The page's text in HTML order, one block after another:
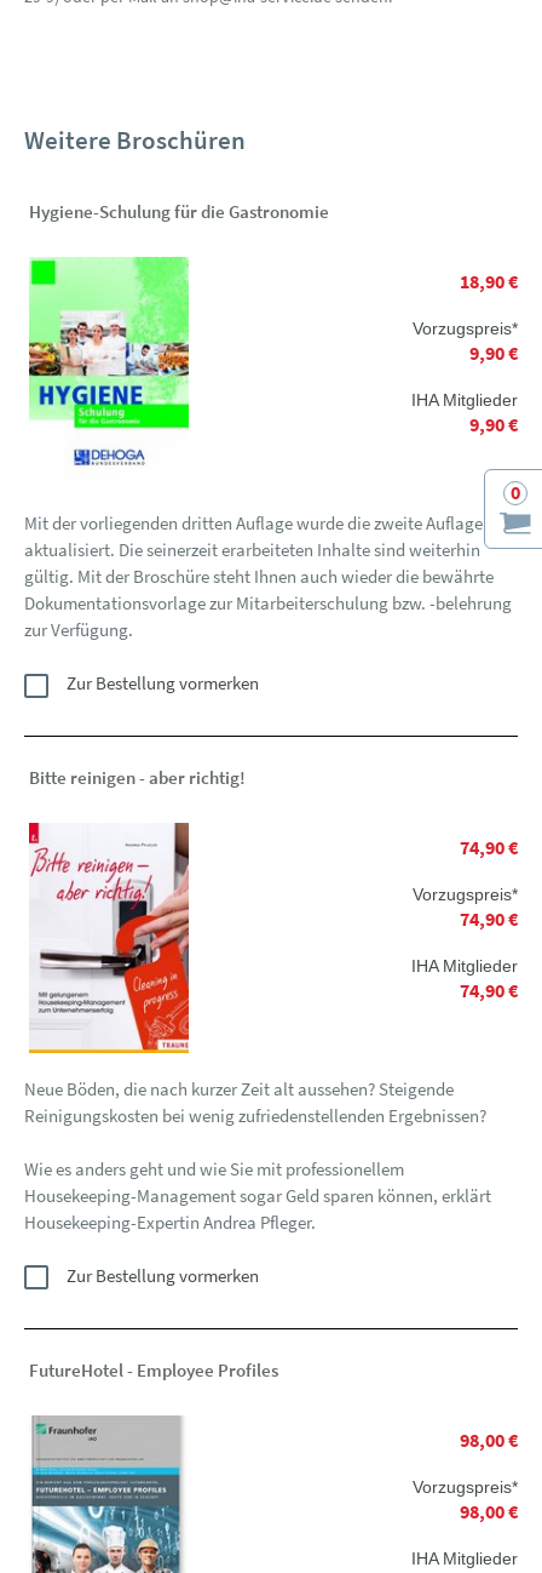
0
Weitere Broschüren
Hygiene-Schulung für die Gastronomie
18,90 €
Vorzugspreis*
9,90 €
IHA Mitglieder
9,90 €
Mit der vorliegenden dritten Auflage wurde die zweite Auflage
aktualisiert. Die seinerzeit erarbeiteten Inhalte sind weiterhin
gültig. Mit der Broschüre steht Ihnen auch wieder die bewährte
Dokumentationsvorlage zur Mitarbeiterschulung bzw. -belehrung
zur Verfügung.
Zur Bestellung vormerken
Bitte reinigen - aber richtig!
74,90 €
Vorzugspreis*
74,90 €
IHA Mitglieder
74,90 €
Neue Böden, die nach kurzer Zeit alt aussehen? Steigende
Reinigungskosten bei wenig zufriedenstellenden Ergebnissen?
Wie es anders geht und wie Sie mit professionellem
Housekeeping-Management sogar Geld sparen können, erklärt
Housekeeping-Expertin Andrea Pfleger.
Zur Bestellung vormerken
FutureHotel - Employee Profiles
98,00 €
Vorzugspreis*
98,00 €
IHA Mitglieder